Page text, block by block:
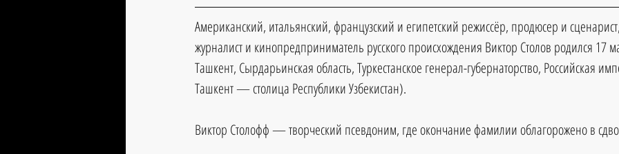
Американский, итальянский, французский и египетский режиссёр, продюсер и
журналист и кинопредприниматель русского происхождения Виктор Столов родился 17
Ташкент, Сырдарьинская область, Туркестанское генерал-губернаторство, Российская
Ташкент — столица Республики Узбекистан).
Виктор Столофф — творческий псевдоним, где окончание фамилии облагорожено в